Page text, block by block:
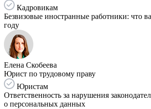
Кадровикам
Безвизовые иностранные работники: что
году
Елена Скобеева
Юрист по трудовому праву
Юристам
Ответственность за нарушения
о персональных данных